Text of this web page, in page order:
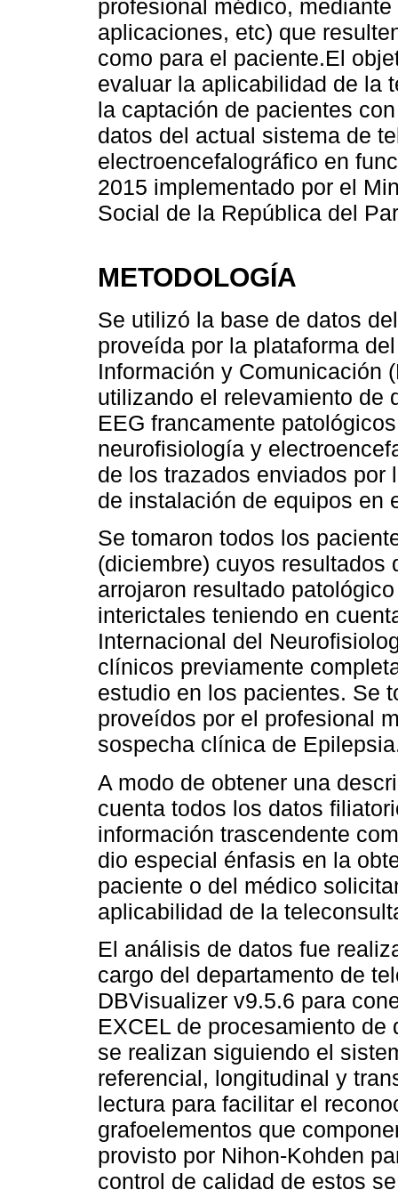
profesional médico,
aplicaciones, etc) que
como para el paciente.El
evaluar la aplicabilidad de la
la captación de pacientes
datos del actual sistema de
electroencefalográfico en
2015 implementado por el
Social de la República del
METODOLOGÍA
Se utilizó la base de datos
proveída por la plataforma
Información y Comunicación
utilizando el relevamiento de
EEG francamente
neurofisiología y
de los trazados enviados por
de instalación de equipos en
Se tomaron todos los
(diciembre) cuyos resultados
arrojaron resultado
interictales teniendo en
Internacional del
clínicos previamente
estudio en los pacientes. Se
proveídos por el profesional
sospecha clínica de
A modo de obtener una
cuenta todos los datos
información trascendente
dio especial énfasis en la
paciente o del médico
aplicabilidad de la
El análisis de datos fue
cargo del departamento de
DBVisualizer v9.5.6 para
EXCEL de procesamiento
se realizan siguiendo el
referencial, longitudinal y
lectura para facilitar el
grafoelementos que
provisto por Nihon-Kohden
control de calidad de estos